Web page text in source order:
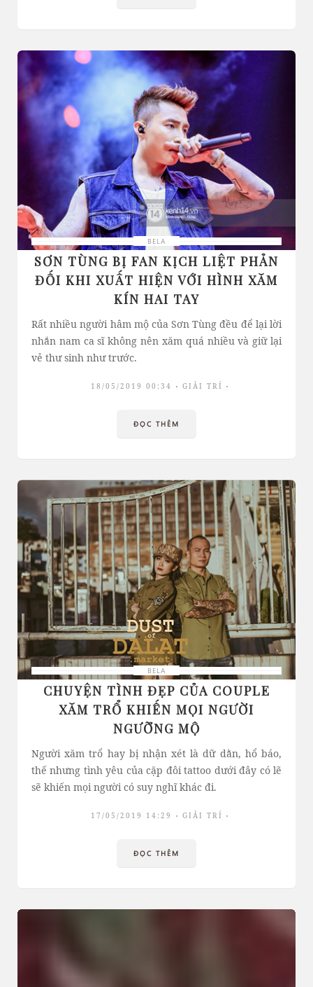
BELA
SƠN TÙNG BỊ FAN KỊCH LIỆT PHẢN
ĐỐI KHI XUẤT HIỆN VỚI HÌNH XĂM
KÍN HAI TAY
Rất nhiều người hâm mộ của Sơn Tùng đều để lại lời
nhắn nam ca sĩ không nên xăm quá nhiều và giữ lại
vẻ thư sinh như trước.
18/05/2019 00:34 GIẢI TRÍ
ĐỌC THÊM
BELA
CHUYỆN TÌNH ĐẸP CỦA COUPLE
XĂM TRỔ KHIẾN MỌI NGƯỜI
NGƯỠNG MỘ
Người xăm trổ hay bị nhận xét là dữ dằn, hổ báo,
thế nhưng tình yêu của cặp đôi tattoo dưới đây có lẽ
sẽ khiến mọi người có suy nghĩ khác đi.
17/05/2019 14:29 GIẢI TRÍ
ĐỌC THÊM